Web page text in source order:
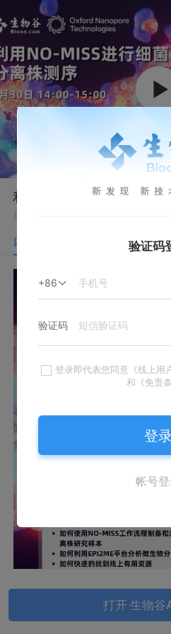
利用NO-MISS进行细菌与
直播回放
内容介绍
打开 生物谷